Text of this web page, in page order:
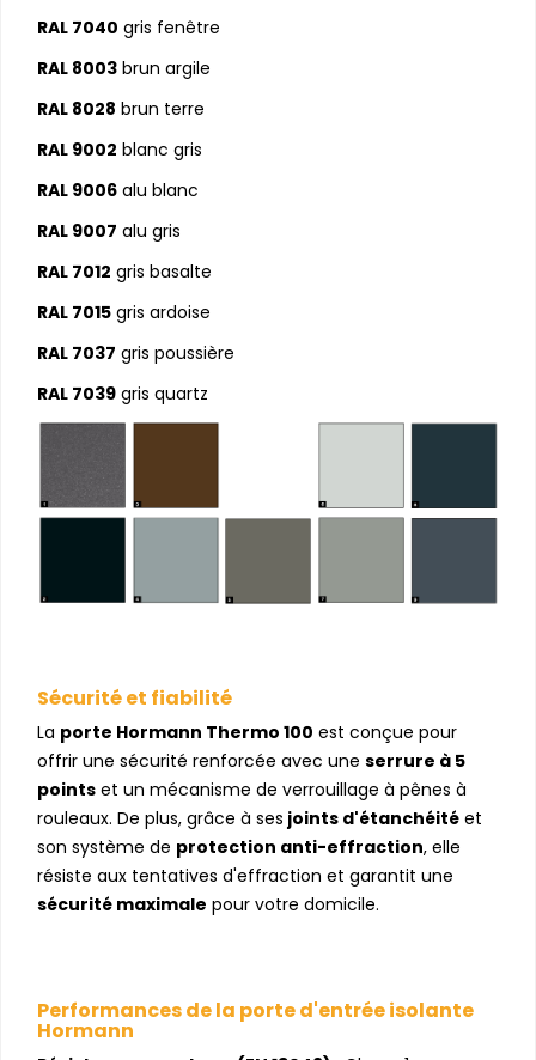
RAL 7040 gris fenêtre
RAL 8003 brun argile
RAL 8028 brun terre
RAL 9002 blanc gris
RAL 9006 alu blanc
RAL 9007 alu gris
RAL 7012 gris basalte
RAL 7015 gris ardoise
RAL 7037 gris poussière
RAL 7039 gris quartz
Sécurité et fiabilité
La porte Hormann Thermo 100 est conçue pour
offrir une sécurité renforcée avec une serrure à 5
points et un mécanisme de verrouillage à pênes à
rouleaux. De plus, grâce à ses joints d'étanchéité et
son système de protection anti-effraction, elle
résiste aux tentatives d'effraction et garantit une
sécurité maximale pour votre domicile.
Performances de la porte d'entrée isolante
Hormann